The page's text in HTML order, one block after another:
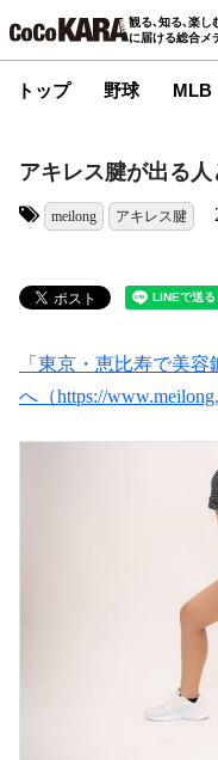
観る､知る､楽
に届ける総合メ
トップ 野球 MLB
アキレス腱が出る
meilong アキレス腱
「東京・恵比寿で美
へ（https://